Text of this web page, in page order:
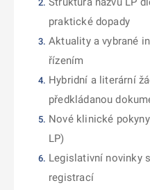
praktické dopady
Aktuality a vybrané
řízením
Hybridní a literární
předkládanou
Nové klinické
LP)
Legislativní novinky
registrací